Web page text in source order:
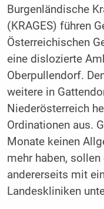
Burgenländische
(KRAGES) führen
Österreichischen
eine dislozierte
Oberpullendorf.
weitere in
Niederösterreich
Ordinationen aus.
Monate keinen
mehr haben,
andererseits mit
Landeskliniken